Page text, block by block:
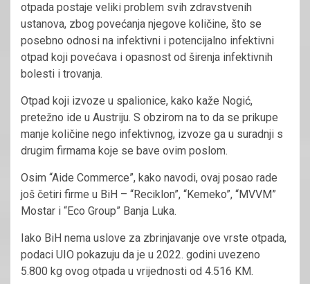
otpada postaje veliki problem svih zdravstvenih
ustanova, zbog povećanja njegove količine, što se
posebno odnosi na infektivni i potencijalno infektivni
otpad koji povećava i opasnost od širenja infektivnih
bolesti i trovanja.
Otpad koji izvoze u spalionice, kako kaže Nogić,
pretežno ide u Austriju. S obzirom na to da se prikupe
manje količine nego infektivnog, izvoze ga u suradnji s
drugim firmama koje se bave ovim poslom.
Osim “Aide Commerce”, kako navodi, ovaj posao rade
još četiri firme u BiH – “Reciklon”, “Kemeko”, “MVVM”
Mostar i “Eco Group” Banja Luka.
Iako BiH nema uslove za zbrinjavanje ove vrste otpada,
podaci UIO pokazuju da je u 2022. godini uvezeno
5.800 kg ovog otpada u vrijednosti od 4.516 KM.